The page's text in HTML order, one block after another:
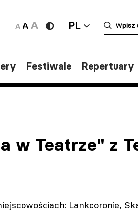
PL
Festiwale Repertuary
w Teatrze" z
Lankcoronie,